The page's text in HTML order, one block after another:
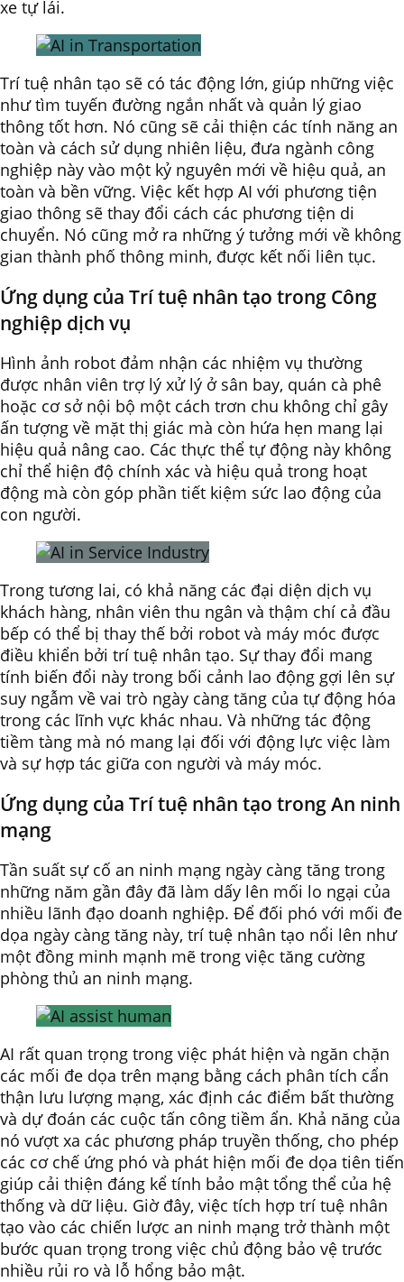
xe tự lái.
Trí tuệ nhân tạo sẽ có tác động lớn, giúp những việc
như tìm tuyến đường ngắn nhất và quản lý giao
thông tốt hơn. Nó cũng sẽ cải thiện các tính năng an
toàn và cách sử dụng nhiên liệu, đưa ngành công
nghiệp này vào một kỷ nguyên mới về hiệu quả, an
toàn và bền vững. Việc kết hợp AI với phương tiện
giao thông sẽ thay đổi cách các phương tiện di
chuyển. Nó cũng mở ra những ý tưởng mới về không
gian thành phố thông minh, được kết nối liên tục.
Ứng dụng của Trí tuệ nhân tạo trong Công
nghiệp dịch vụ
Hình ảnh robot đảm nhận các nhiệm vụ thường
được nhân viên trợ lý xử lý ở sân bay, quán cà phê
hoặc cơ sở nội bộ một cách trơn chu không chỉ gây
ấn tượng về mặt thị giác mà còn hứa hẹn mang lại
hiệu quả nâng cao. Các thực thể tự động này không
chỉ thể hiện độ chính xác và hiệu quả trong hoạt
động mà còn góp phần tiết kiệm sức lao động của
con người.
Trong tương lai, có khả năng các đại diện dịch vụ
khách hàng, nhân viên thu ngân và thậm chí cả đầu
bếp có thể bị thay thế bởi robot và máy móc được
điều khiển bởi trí tuệ nhân tạo. Sự thay đổi mang
tính biến đổi này trong bối cảnh lao động gợi lên sự
suy ngẫm về vai trò ngày càng tăng của tự động hóa
trong các lĩnh vực khác nhau. Và những tác động
tiềm tàng mà nó mang lại đối với động lực việc làm
và sự hợp tác giữa con người và máy móc.
Ứng dụng của Trí tuệ nhân tạo trong An ninh
mạng
Tần suất sự cố an ninh mạng ngày càng tăng trong
những năm gần đây đã làm dấy lên mối lo ngại của
nhiều lãnh đạo doanh nghiệp. Để đối phó với mối đe
dọa ngày càng tăng này, trí tuệ nhân tạo nổi lên như
một đồng minh mạnh mẽ trong việc tăng cường
phòng thủ an ninh mạng.
AI rất quan trọng trong việc phát hiện và ngăn chặn
các mối đe dọa trên mạng bằng cách phân tích cẩn
thận lưu lượng mạng, xác định các điểm bất thường
và dự đoán các cuộc tấn công tiềm ẩn. Khả năng của
nó vượt xa các phương pháp truyền thống, cho phép
các cơ chế ứng phó và phát hiện mối đe dọa tiên tiến
giúp cải thiện đáng kể tính bảo mật tổng thể của hệ
thống và dữ liệu. Giờ đây, việc tích hợp trí tuệ nhân
tạo vào các chiến lược an ninh mạng trở thành một
bước quan trọng trong việc chủ động bảo vệ trước
nhiều rủi ro và lỗ hổng bảo mật.